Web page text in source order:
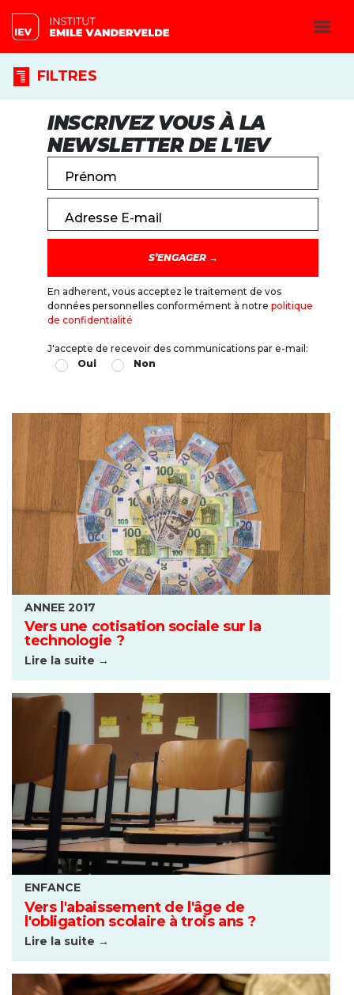
FILTRES
INSCRIVEZ VOUS À LA
NEWSLETTER DE L'IEV
Prénom
Adresse E-mail
En adherent, vous acceptez le traitement de vos
données personnelles conformément à notre politique
de confidentialité
J'accepte de recevoir des communications par e-mail:
Oui
Non
ANNEE 2017
Vers une cotisation sociale sur la
technologie ?
Lire la suite →
ENFANCE
Vers l'abaissement de l'âge de
l'obligation scolaire à trois ans ?
Lire la suite →